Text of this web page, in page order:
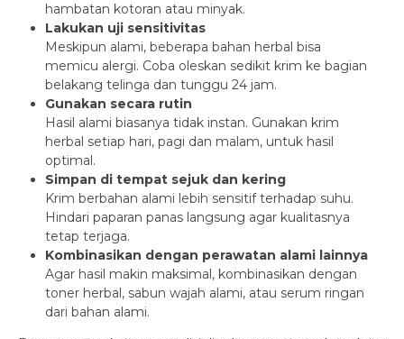
hambatan kotoran atau minyak.
Lakukan uji sensitivitas
Meskipun alami, beberapa bahan herbal bisa
memicu alergi. Coba oleskan sedikit krim ke bagian
belakang telinga dan tunggu 24 jam.
Gunakan secara rutin
Hasil alami biasanya tidak instan. Gunakan krim
herbal setiap hari, pagi dan malam, untuk hasil
optimal.
Simpan di tempat sejuk dan kering
Krim berbahan alami lebih sensitif terhadap suhu.
Hindari paparan panas langsung agar kualitasnya
tetap terjaga.
Kombinasikan dengan perawatan alami lainnya
Agar hasil makin maksimal, kombinasikan dengan
toner herbal, sabun wajah alami, atau serum ringan
dari bahan alami.